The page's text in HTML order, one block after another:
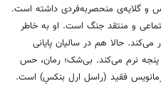
و گلایه‌ی منحصربه‌فردی داشته است.
و منتقد جنگ است. او به خاطر
می‌کند. حالا هم در سالیان پایانی
نرم می‌کند. بی‌شک؛ رمان، حس
فقید (راسل ارل بنکسِ) است.